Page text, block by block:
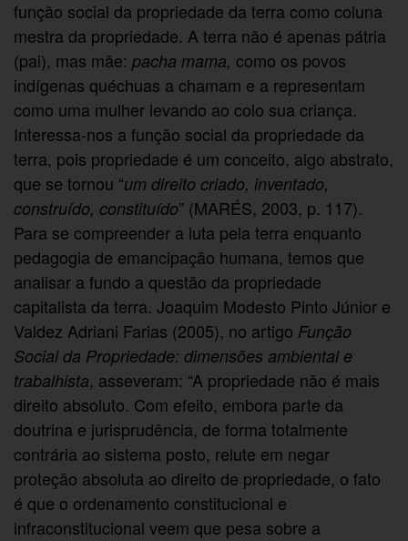
função social da propriedade da terra como coluna
mestra da propriedade. A terra não é apenas pátria
(pai), mas mãe:pacha mama, como os povos
indígenas quéchuas a chamam e a representam
como uma mulher levando ao colo sua criança.
Interessa-nos a função social da propriedade da
terra, pois propriedade é um conceito, algo abstrato,
que se tornou “um direito criado, inventado,
construído, constituído” (MARÉS, 2003, p. 117).
Para se compreender a luta pela terra enquanto
pedagogia de emancipação humana, temos que
analisar a fundo a questão da propriedade
capitalista da terra. Joaquim Modesto Pinto Júnior e
Valdez Adriani Farias (2005), no artigo Função
Social da Propriedade: dimensões ambiental e
trabalhista, asseveram: “A propriedade não é mais
direito absoluto. Com efeito, embora parte da
doutrina e jurisprudência, de forma totalmente
contrária ao sistema posto, relute em negar
proteção absoluta ao direito de propriedade, o fato
é que o ordenamento constitucional e
infraconstitucional veem que pesa sobre a